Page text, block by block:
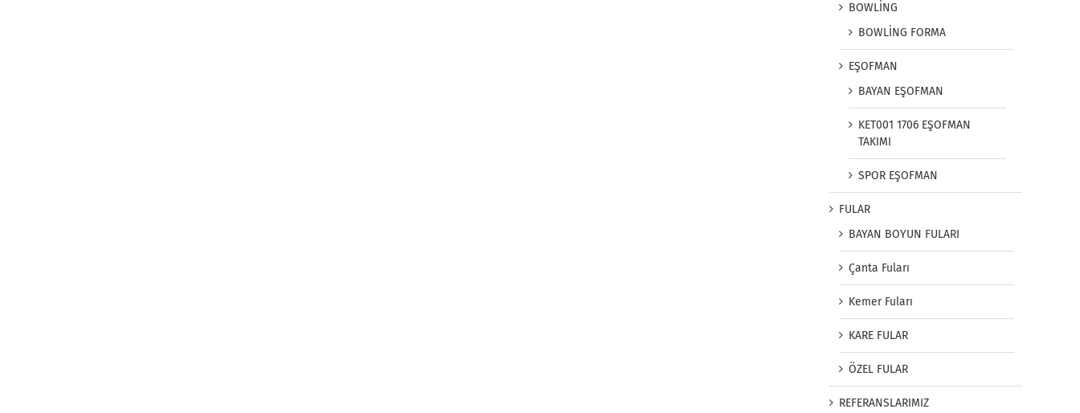
BOWLİNG
BOWLİNG FORMA
EŞOFMAN
BAYAN EŞOFMAN
KET001 1706 EŞOFMAN
TAKIMI
SPOR EŞOFMAN
FULAR
BAYAN BOYUN FULARI
Çanta Fuları
Kemer Fuları
KARE FULAR
ÖZEL FULAR
REFERANSLARIMIZ